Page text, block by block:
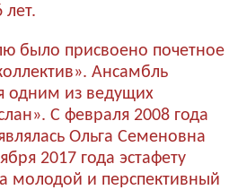
лет.
было присвоено почетное
Ансамбль
одним из ведущих
С февраля 2008 года
Ольга Семеновна
2017 года эстафету
молодой и перспективный